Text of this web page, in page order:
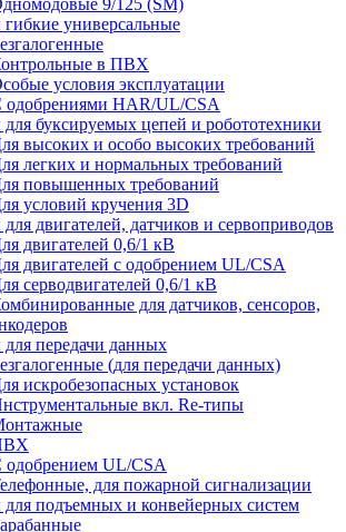
гибкие универсальные
в ПВХ
условия эксплуатации
одобрениями HAR/UL/CSA
для буксируемых цепей и робототехники
высоких и особо высоких требований
легких и нормальных требований
повышенных требований
условий кручения 3D
двигателей, датчиков и сервоприводов
двигателей 0,6/1 кВ
двигателей с одобрением UL/CSA
серводвигателей 0,6/1 кВ
для датчиков, cенсоров,
для передачи данных
(для передачи данных)
искробезопасных установок
вкл. Re-типы
одобрением UL/CSA
для пожарной сигнализации
для подъемных и конвейерных систем